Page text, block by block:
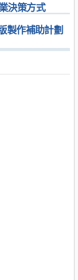
決策方式
製作補助計劃